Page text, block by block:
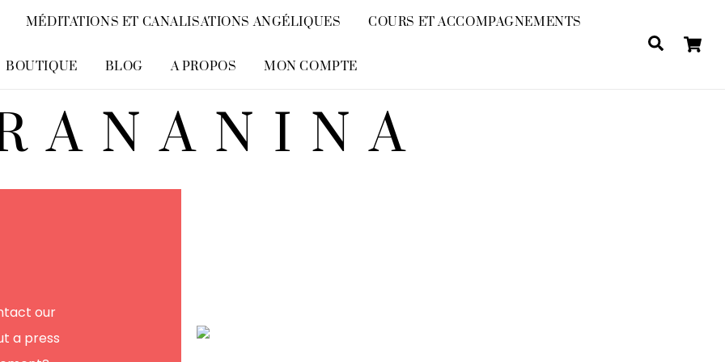
Search
MÉDITATIONS ET CANALISATIONS ANGÉLIQUES COURS ET ACCOMPAGNEMENTS
BOUTIQUE BLOG A PROPOS MON COMPTE
our
a press